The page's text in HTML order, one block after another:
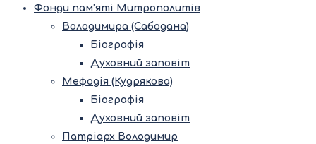
Фонди пам’яті Митрополитів
Володимира (Сабодана)
Біографія
Духовний заповіт
Мефодія (Кудрякова)
Біографія
Духовний заповіт
Патріарх Володимир